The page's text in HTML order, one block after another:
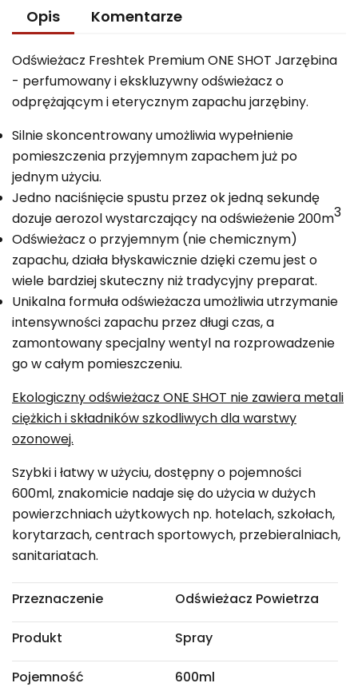
Opis Komentarze
Odświeżacz Freshtek Premium ONE SHOT Jarzębina
- perfumowany i ekskluzywny odświeżacz o
odprężającym i eterycznym zapachu jarzębiny.
Silnie skoncentrowany umożliwia wypełnienie
pomieszczenia przyjemnym zapachem już po
jednym użyciu.
Jedno naciśnięcie spustu przez ok jedną sekundę
dozuje aerozol wystarczający na odświeżenie 200m3
Odświeżacz o przyjemnym (nie chemicznym)
zapachu, działa błyskawicznie dzięki czemu jest o
wiele bardziej skuteczny niż tradycyjny preparat.
Unikalna formuła odświeżacza umożliwia utrzymanie
intensywności zapachu przez długi czas, a
zamontowany specjalny wentyl na rozprowadzenie
go w całym pomieszczeniu.
Ekologiczny odświeżacz ONE SHOT nie zawiera metali
ciężkich i składników szkodliwych dla warstwy
ozonowej.
Szybki i łatwy w użyciu, dostępny o pojemności
600ml, znakomicie nadaje się do użycia w dużych
powierzchniach użytkowych np. hotelach, szkołach,
korytarzach, centrach sportowych, przebieralniach,
sanitariatach.
Przeznaczenie Odświeżacz Powietrza
Produkt Spray
Pojemność 600ml